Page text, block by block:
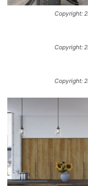
Copyright:
Copyright:
Copyright: